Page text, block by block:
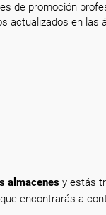
de promoción
actualizados en las
almacenes y estás
que encontrarás a